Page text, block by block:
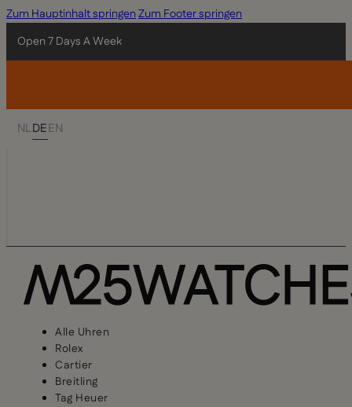
Zum Hauptinhalt springenZum Footer springen
Open 7 Days A Week
NLDEEN
Alle Uhren
Rolex
Cartier
Breitling
Tag Heuer